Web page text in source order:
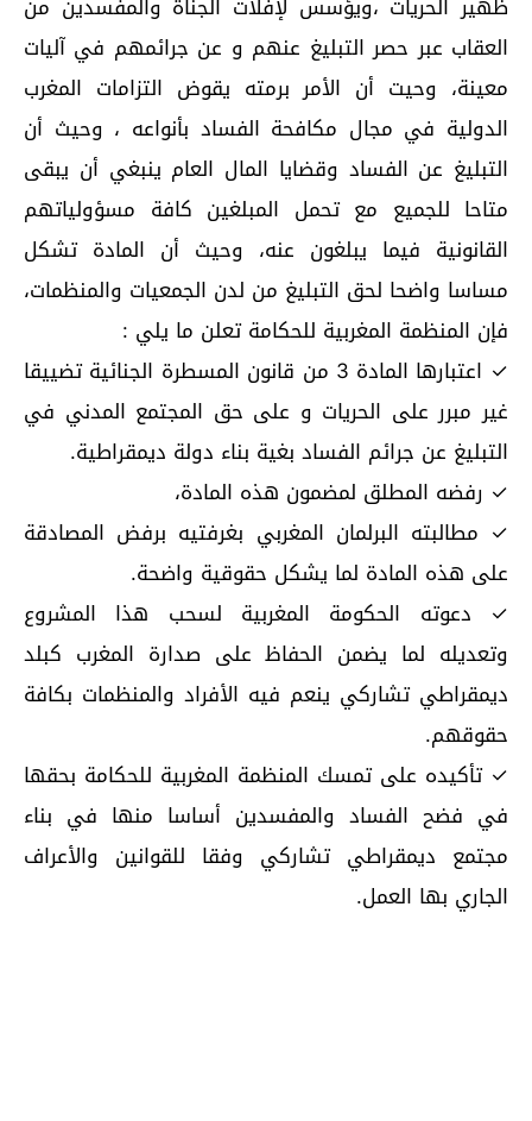
العقاب عبر حصر التبليغ عنهم و عن جرائمهم في آليات
معينة، وحيت أن الأمر برمته يقوض التزامات المغرب
الدولية في مجال مكافحة الفساد بأنواعه ، وحيث أن
التبليغ عن الفساد وقضايا المال العام ينبغي أن يبقى
متاحا للجميع مع تحمل المبلغين كافة مسؤولياتهم
القانونية فيما يبلغون عنه، وحيث أن المادة تشكل
مساسا واضحا لحق التبليغ من لدن الجمعيات والمنظمات،
فإن المنظمة المغربية للحكامة تعلن ما يلي :
✓ اعتبارها المادة 3 من قانون المسطرة الجنائية تضييقا
غير مبرر على الحريات و على حق المجتمع المدني في
التبليغ عن جرائم الفساد بغية بناء دولة ديمقراطية.
✓ رفضه المطلق لمضمون هذه المادة،
✓ مطالبته البرلمان المغربي بغرفتيه برفض المصادقة
على هذه المادة لما يشكل حقوقية واضحة.
✓ دعوته الحكومة المغربية لسحب هذا المشروع
وتعديله لما يضمن الحفاظ على صدارة المغرب كبلد
ديمقراطي تشاركي ينعم فيه الأفراد والمنظمات بكافة
حقوقهم.
✓ تأكيده على تمسك المنظمة المغربية للحكامة بحقها
في فضح الفساد والمفسدين أساسا منها في بناء
مجتمع ديمقراطي تشاركي وفقا للقوانين والأعراف
الجاري بها العمل.